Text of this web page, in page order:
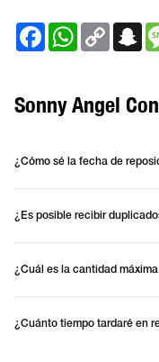
FacebookWhatsApp
Copy
Link
Sonny Angel
¿Cómo sé la fecha de
¿Es posible recibir
¿Cuál es la cantidad
¿Cuánto tiempo tardaré en